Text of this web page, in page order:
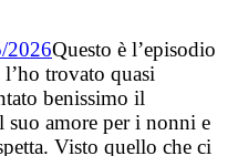
2026Questo è l’episodio
trovato quasi
benissimo il
amore per i nonni e
Visto quello che ci